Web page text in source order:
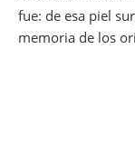
fue: de esa piel
memoria de los